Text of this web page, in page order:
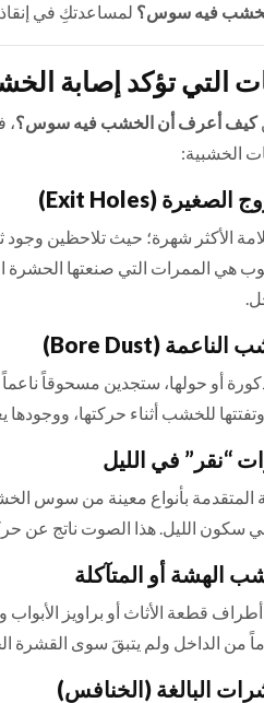
فيه سوس؟ لمساعدتكِ في إنقاذ
التي تؤكد إصابة
كيف أعرف أن الخشب فيه سوس؟،
الخشبية:
الأكثر شهرة؛ حيث تلاحظين
هي الممرات التي صنعتها الحشرة
أو حولها، ستجدين مسحوقاً
للخشب أثناء حركتها،
المتقدمة بأنواع معينة من
سكون الليل. هذا الصوت ناتج عن
قطعة الأثاث أو براويز
من الداخل ولم يتبقَ سوى القشرة